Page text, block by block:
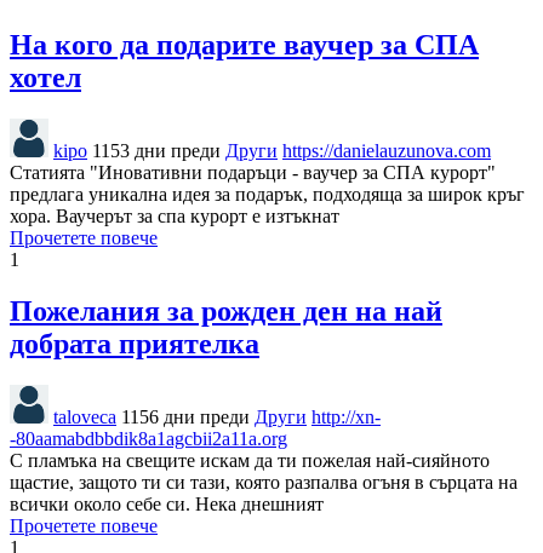
На кого да подарите ваучер за СПА
хотел
kipo 1153 дни преди Други https://danielauzunova.com
Статията "Иновативни подаръци - ваучер за СПА курорт"
предлага уникална идея за подарък, подходяща за широк кръг
хора. Ваучерът за спа курорт е изтъкнат
Прочетете повече
1
Пожелания за рожден ден на най
добрата приятелка
taloveca 1156 дни преди Други http://xn-
-80aamabdbbdik8a1agcbii2a11a.org
С пламъка на свещите искам да ти пожелая най-сияйното
щастие, защото ти си тази, която разпалва огъня в сърцата на
всички около себе си. Нека днешният
Прочетете повече
1